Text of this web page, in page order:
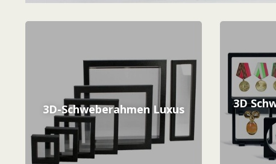
3D-Schweberahmen Luxus 3D